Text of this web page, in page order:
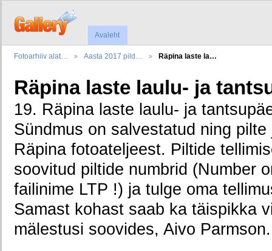
Avaleht
Fotoarhiiv alat… Aasta 2017 pild… Räpina laste la…
Räpina laste laulu- ja
19. Räpina laste laulu- ja
Sündmus on salvestatud ning
Räpina fotoateljeest. Piltide
soovitud piltide numbrid (Number
failinime LTP !) ja tulge oma
Samast kohast saab ka täispikka
mälestusi soovides, Aivo Parmson.